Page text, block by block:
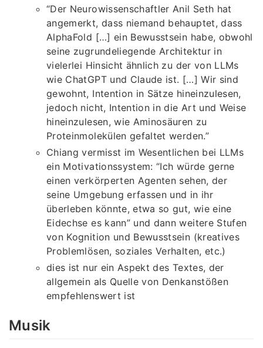
“Der Neurowissenschaftler Anil Seth hat
angemerkt, dass niemand behauptet, dass
AlphaFold […] ein Bewusstsein habe, obwohl
seine zugrundeliegende Architektur in
vielerlei Hinsicht ähnlich zu der von LLMs
wie ChatGPT und Claude ist. […] Wir sind
gewohnt, Intention in Sätze hineinzulesen,
jedoch nicht, Intention in die Art und Weise
hineinzulesen, wie Aminosäuren zu
Proteinmolekülen gefaltet werden.”
Chiang vermisst im Wesentlichen bei LLMs
ein Motivationssystem: “Ich würde gerne
einen verkörperten Agenten sehen, der
seine Umgebung erfassen und in ihr
überleben könnte, etwa so gut, wie eine
Eidechse es kann” und dann weitere Stufen
von Kognition und Bewusstsein (kreatives
Problemlösen, soziales Verhalten, etc.)
dies ist nur ein Aspekt des Textes, der
allgemein als Quelle von Denkanstößen
empfehlenswert ist
Musik